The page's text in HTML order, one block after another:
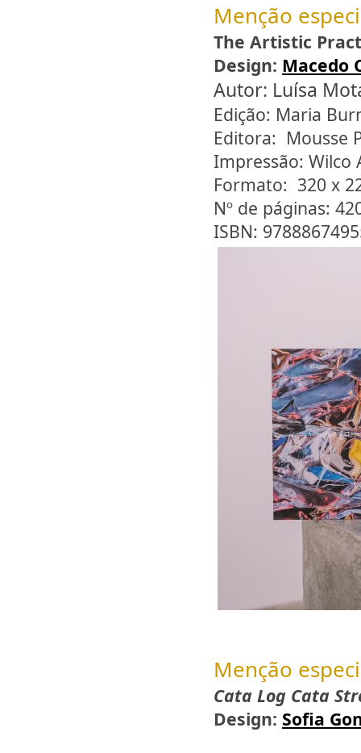
Menção
The Artistic
Design: Macedo
Autor: Luísa
Edição: Maria
Editora: Mousse
Impressão: Wilco
Formato: 320 x
Nº de páginas:
ISBN:
Menção
Cata Log Cata
Design: Sofia